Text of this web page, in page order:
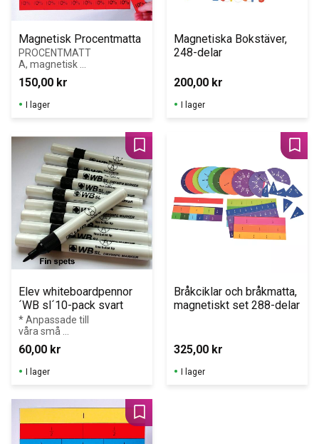
Magnetisk Procentmatta
PROCENTMATT
A, magnetisk
Illustrerar i
procent: 100, 50,
33,3, 25, 20,
16,6, 12,5, 10
150,00 kr
I lager
Magnetiska Bokstäver,
248-delar
200,00 kr
I lager
Elev whiteboardpennor
´WB sl´10-pack svart
* Anpassade till
våra små
whiteboardtavlor
60,00 kr
Lägg till i favoriter
I lager
Bråkciklar och bråkmatta,
magnetiskt set 288-delar
325,00 kr
I lager
Lägg till i favoriter